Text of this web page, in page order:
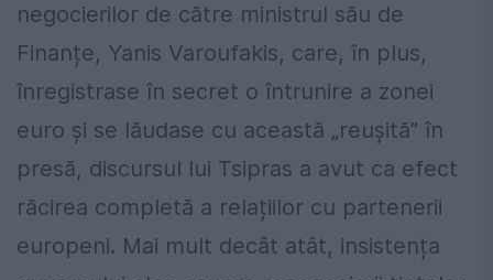
negocierilor de către ministrul său de
Finanțe, Yanis Varoufakis, care, în plus,
înregistrase în secret o întrunire a zonei
euro și se lăudase cu această „reușită” în
presă, discursul lui Tsipras a avut ca efect
răcirea completă a relațiilor cu partenerii
europeni. Mai mult decât atât, insistența